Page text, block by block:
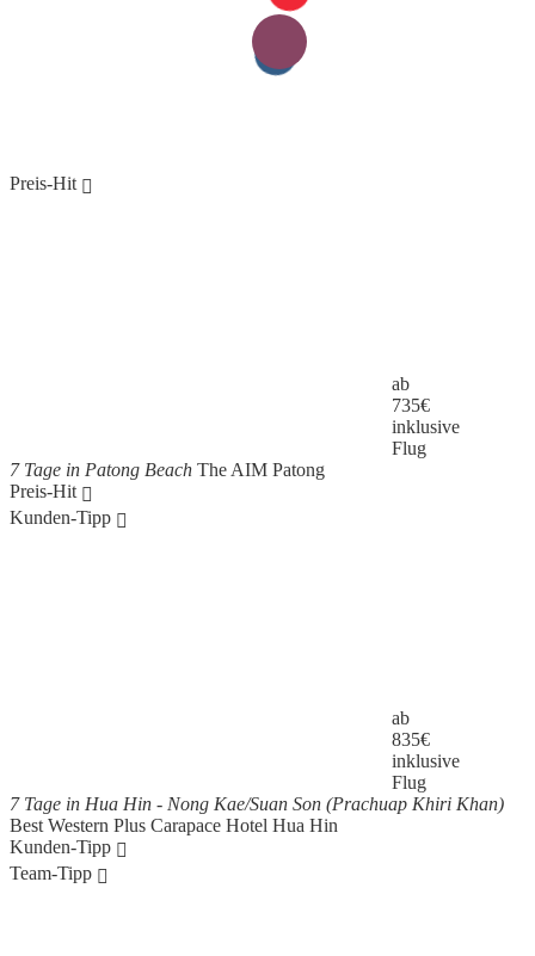
Preis-Hit
ab
735€
inklusive
Flug
7 Tage in Patong Beach The AIM Patong
Preis-Hit
Kunden-Tipp
ab
835€
inklusive
Flug
7 Tage in Hua Hin - Nong Kae/Suan Son (Prachuap Khiri Khan)
Best Western Plus Carapace Hotel Hua Hin
Kunden-Tipp
Team-Tipp